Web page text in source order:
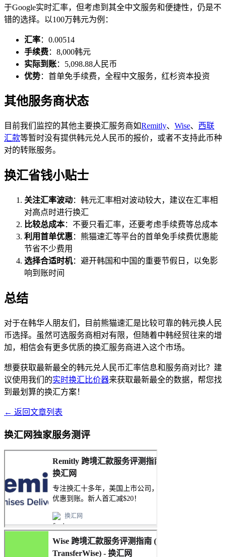
于Google实时汇率，但考虑到其全中文服务和便捷性，仍是不
错的选择。以100万韩元为例：
汇率：0.00514
手续费：8,000韩元
实际到账：5,098.88人民币
优势：首单免手续费，全程中文服务，红杉资本投资
其他服务商状态
目前我们监控的其他主要换汇服务商如Remitly、 Wise、 西联
汇款等暂时没有提供韩元兑人民币的报价，或者不支持此币种
对的转账服务。
换汇省钱小贴士
关注汇率波动：韩元汇率相对波动较大，建议在汇率相
对高点时进行换汇
比较总成本：不要只看汇率，还要考虑手续费等总成本
利用首单优惠：熊猫速汇等平台的首单免手续费优惠能
节省不少费用
选择合适时机：避开韩国和中国的重要节假日，以免影
响到账时间
总结
对于在韩华人朋友们，目前熊猫速汇是比较可靠的韩元换人民
币选择。虽然可选服务商相对有限，但随着中韩经贸往来的增
加，相信会有更多优质的换汇服务商进入这个市场。
想要获取最新最全的韩元兑人民币汇率信息和服务商对比？建
议使用我们的实时换汇比价器来获取最新最全的数据，帮您找
到最划算的换汇方案！
← 返回文章列表
换汇网独家服务测评